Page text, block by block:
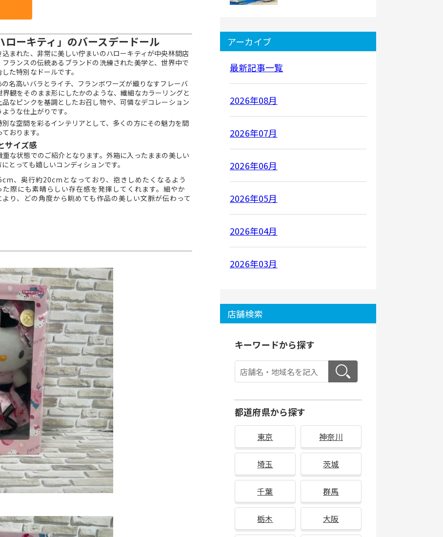
ーキティ」のバースデードール
まれた、非常に美しい佇まいのハローキティが中央林間店
ランスの伝統あるブランドの洗練された美学と、世界中で
た特別なドールです。
名高いバラとライチ、フランボワーズが織りなすフレーバ
観をそのまま形にしたかのような、繊細なカラーリングと
なピンクを基調としたお召し物や、可憐なデコレーション
うな仕上がりです。
な空間を彩るインテリアとして、多くの方にその魅力を間
おります。
サイズ感
な状態でのご紹介となります。外箱に入ったままの美しい
とっても嬉しいコンディションです。
奥行約20cmとなっており、抱きしめたくなるよう
際にも素晴らしい存在感を発揮してくれます。細やか
り、どの角度から眺めても作品の美しい文脈が伝わって
アーカイブ
最新記事一覧
2026年08月
2026年07月
2026年06月
2026年05月
2026年04月
2026年03月
店舗検索
キーワードから探す
都道府県から探す
東京 神奈川
埼玉 茨城
千葉 群馬
栃木 大阪